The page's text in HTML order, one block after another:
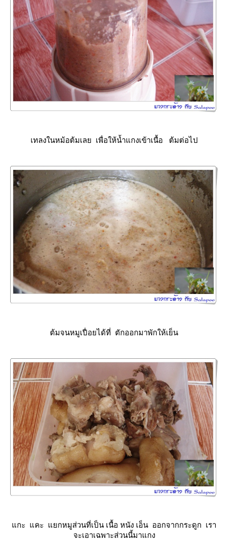
เทลงในหม้อต้มเลย เพื่อให้น้ำแกงเข้าเนื้อ ต้มต่อไป
ต้มจนหมูเปื่อยได้ที่ ตักออกมาพักให้เย็น
กะ แคะ แยกหมูส่วนที่เป็น เนื้อ หนัง เอ็น ออกจากกระดูก เรา
จะเอาเฉพาะส่วนนี้มาแกง